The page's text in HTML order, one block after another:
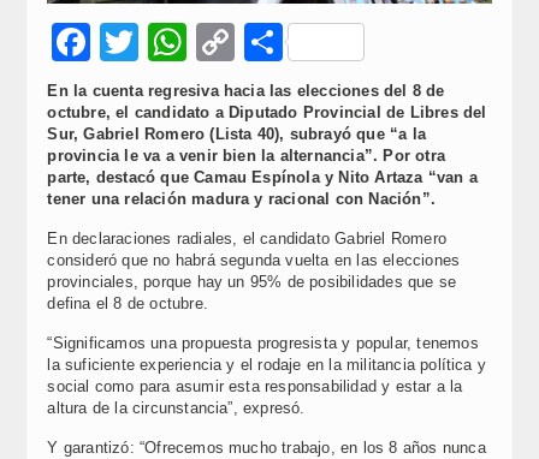
Facebook
Twitter
WhatsApp
Copy
Link
Compartir
En la cuenta regresiva hacia las elecciones del 8 de
octubre, el candidato a Diputado Provincial de Libres del
Sur, Gabriel Romero (Lista 40), subrayó que “a la
provincia le va a venir bien la alternancia”. Por otra
parte, destacó que Camau Espínola y Nito Artaza “van a
tener una relación madura y racional con Nación”.
En declaraciones radiales, el candidato Gabriel Romero
consideró que no habrá segunda vuelta en las elecciones
provinciales, porque hay un 95% de posibilidades que se
defina el 8 de octubre.
“Significamos una propuesta progresista y popular, tenemos
la suficiente experiencia y el rodaje en la militancia política y
social como para asumir esta responsabilidad y estar a la
altura de la circunstancia”, expresó.
Y garantizó: “Ofrecemos mucho trabajo, en los 8 años nunca